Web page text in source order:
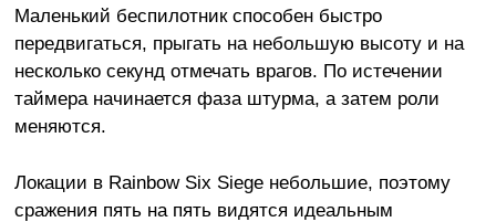
Маленький беспилотник способен быстро
передвигаться, прыгать на небольшую высоту и на
несколько секунд отмечать врагов. По истечении
таймера начинается фаза штурма, а затем роли
меняются.
Локации в Rainbow Six Siege небольшие, поэтому
сражения пять на пять видятся идеальным